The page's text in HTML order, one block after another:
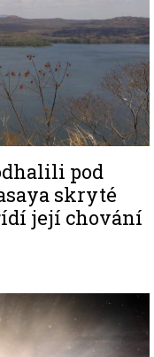
pod
skryté
její chování